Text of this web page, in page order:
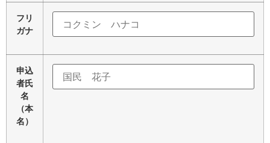
フリ
ガナ
申込
者氏
名
（本
名）